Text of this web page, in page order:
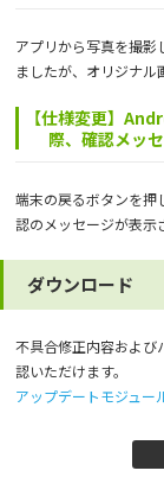
アプリから写真を撮
ましたが、オリジナル
【仕様変更】
際、確認メッ
端末の戻るボタンを押
認のメッセージが表示
ダウンロード
不具合修正内容および
認いただけます。
アップデートモジュー